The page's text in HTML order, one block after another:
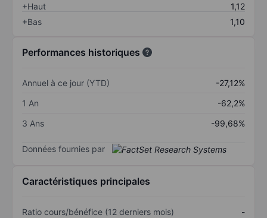
+Haut
1,12
+Bas
1,10
Performances historiques
Annuel à ce jour (YTD)
-27,12%
1 An
-62,2%
3 Ans
-99,68%
Données fournies par
Caractéristiques principales
Ratio cours/bénéfice (12 derniers mois)
-